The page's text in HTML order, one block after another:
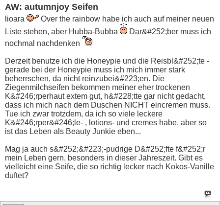
AW: autumnjoy Seifen
lioara
Over the rainbow habe ich auch auf meiner neuen
Liste stehen, aber Hubba-Bubba
Dar&#252;ber muss ich
nochmal nachdenken
Derzeit benutze ich die Honeypie und die Reisbl&#252;te -
gerade bei der Honeypie muss ich mich immer stark
beherrschen, da nicht reinzubei&#223;en. Die
Ziegenmilchseifen bekommen meiner eher trockenen
K&#246;rperhaut extem gut, h&#228;tte gar nicht gedacht,
dass ich mich nach dem Duschen NICHT eincremen muss.
Tue ich zwar trotzdem, da ich so viele leckere
K&#246;rper&#246;le- , lotions- und cremes habe, aber so
ist das Leben als Beauty Junkie eben...
Mag ja auch s&#252;&#223;-pudrige D&#252;fte f&#252;r
mein Leben gern, besonders in dieser Jahreszeit. Gibt es
vielleicht eine Seife, die so richtig lecker nach Kokos-Vanille
duftet?